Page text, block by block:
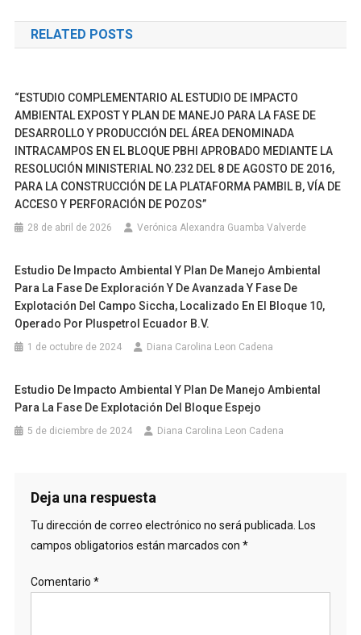
de
entradas
RELATED POSTS
“ESTUDIO COMPLEMENTARIO AL ESTUDIO DE IMPACTO
AMBIENTAL EXPOST Y PLAN DE MANEJO PARA LA FASE DE
DESARROLLO Y PRODUCCIÓN DEL ÁREA DENOMINADA
INTRACAMPOS EN EL BLOQUE PBHI APROBADO MEDIANTE LA
RESOLUCIÓN MINISTERIAL NO.232 DEL 8 DE AGOSTO DE 2016,
PARA LA CONSTRUCCIÓN DE LA PLATAFORMA PAMBIL B, VÍA DE
ACCESO Y PERFORACIÓN DE POZOS”
28 de abril de 2026 Verónica Alexandra Guamba Valverde
Estudio De Impacto Ambiental Y Plan De Manejo Ambiental
Para La Fase De Exploración Y De Avanzada Y Fase De
Explotación Del Campo Siccha, Localizado En El Bloque 10,
Operado Por Pluspetrol Ecuador B.V.
1 de octubre de 2024 Diana Carolina Leon Cadena
Estudio De Impacto Ambiental Y Plan De Manejo Ambiental
Para La Fase De Explotación Del Bloque Espejo
5 de diciembre de 2024 Diana Carolina Leon Cadena
Deja una respuesta
Tu dirección de correo electrónico no será publicada. Los
campos obligatorios están marcados con *
Comentario *